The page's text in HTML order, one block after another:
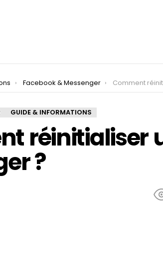
Facebook & Messenger Comment
GUIDE & INFORMATIONS
réinitialiser
?